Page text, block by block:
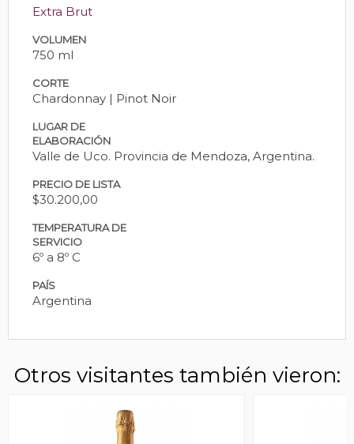
Extra Brut
VOLUMEN
750 ml
CORTE
Chardonnay | Pinot Noir
LUGAR DE
ELABORACIÓN
Valle de Uco. Provincia de Mendoza, Argentina.
PRECIO DE LISTA
$30.200,00
TEMPERATURA DE
SERVICIO
6º a 8º C
PAÍS
Argentina
Otros visitantes también vieron: